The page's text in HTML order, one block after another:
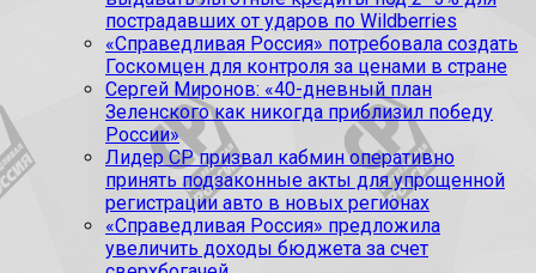
пострадавших от ударов по Wildberries
«Справедливая Россия» потребовала создать
Госкомцен для контроля за ценами в стране
Сергей Миронов: «40-дневный план
Зеленского как никогда приблизил победу
России»
Лидер СР призвал кабмин оперативно
принять подзаконные акты для упрощенной
регистрации авто в новых регионах
«Справедливая Россия» предложила
увеличить доходы бюджета за счет